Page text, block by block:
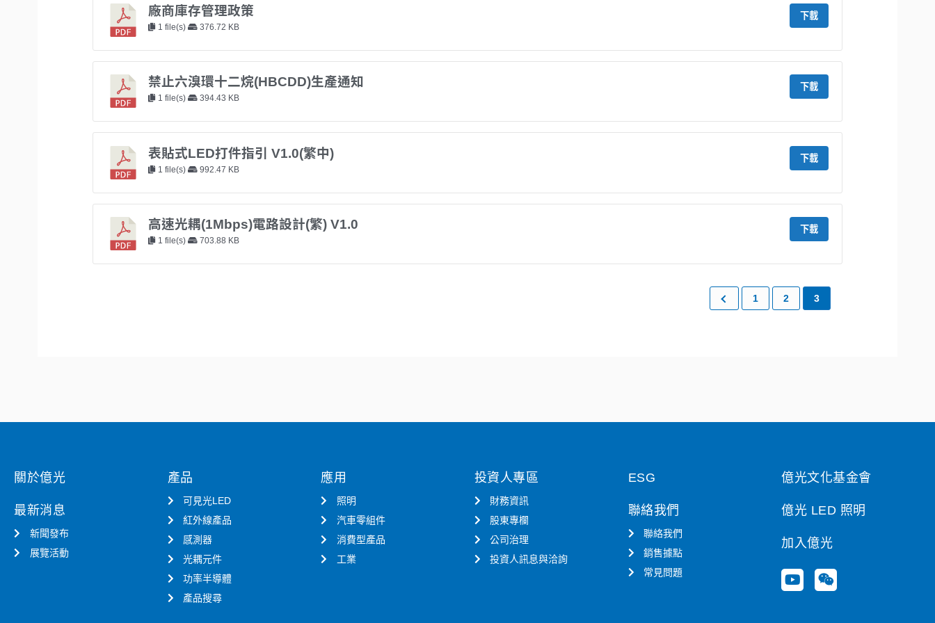
廠商庫存管理政策
1 file(s) 376.72 KB
下載
禁止六溴環十二烷(HBCDD)生產通知
1 file(s) 394.43 KB
下載
表貼式LED打件指引 V1.0(繁中)
1 file(s) 992.47 KB
下載
高速光耦(1Mbps)電路設計(繁) V1.0
1 file(s) 703.88 KB
下載
1 2 3
關於億光
最新消息
新聞發布
展覽活動
產品
可見光LED
紅外線產品
感測器
光耦元件
功率半導體
產品搜尋
應用
照明
汽車零組件
消費型產品
工業
投資人專區
財務資訊
股東專欄
公司治理
投資人訊息與洽詢
ESG
聯絡我們
聯絡我們
銷售據點
常見問題
億光文化基金會
億光 LED 照明
加入億光
Y
o
W
e